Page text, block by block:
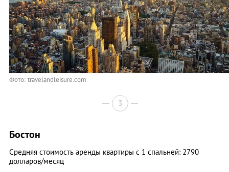
Фото: travelandleisure.com
3
Бостон
Средняя стоимость аренды квартиры с 1 спальней: 2790
долларов/месяц